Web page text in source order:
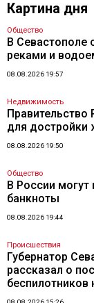
Картина дня
Общество
В Севастополе
реками и
08.08.2026 19:57
Недвижимость
Правительство
для достройки
08.08.2026 19:50
Общество
В России
банкноты
08.08.2026 19:44
Происшествия
Губернатор
рассказал о
беспилотников